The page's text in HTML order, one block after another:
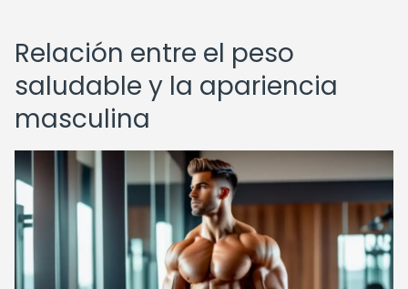
Relación entre el peso
saludable y la apariencia
masculina